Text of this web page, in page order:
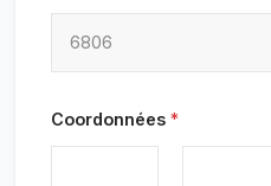
Coordonnées*